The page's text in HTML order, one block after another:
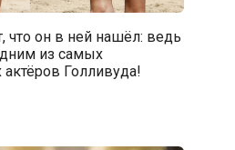
что он в ней нашёл: ведь
из самых
Голливуда!